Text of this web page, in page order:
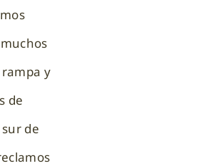
y
de
de